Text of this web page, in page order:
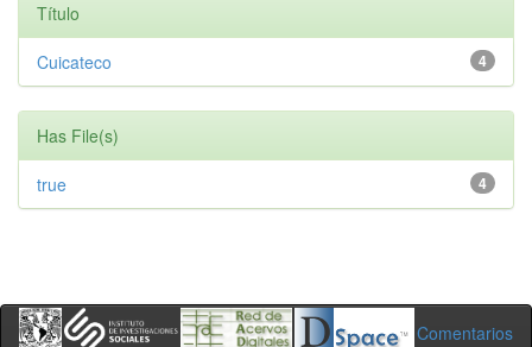
Título
4
Cuicateco
Has File(s)
4
true
Comentarios